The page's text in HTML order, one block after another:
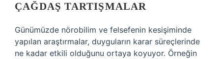
ÇAĞDAŞ TARTIŞMALAR
Günümüzde nörobilim ve felsefenin kesişiminde
yapılan araştırmalar, duyguların karar süreçlerinde
ne kadar etkili olduğunu ortaya koyuyor. Örneğin